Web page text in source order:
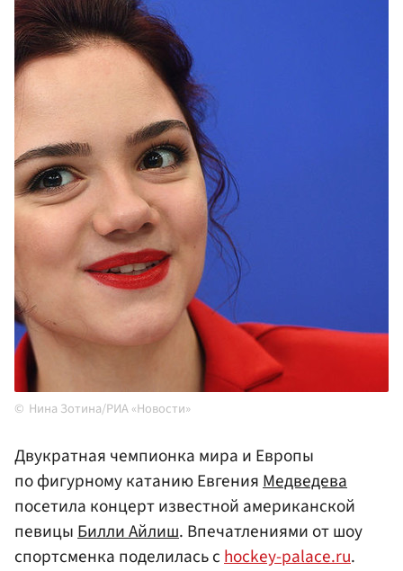
Нина Зотина/РИА «Новости»
Двукратная чемпионка мира и Европы
по фигурному катанию ЕвгенияМедведева
посетила концерт известной американской
певицыБилли Айлиш. Впечатлениями от шоу
спортсменка поделилась сhockey-palace.ru.